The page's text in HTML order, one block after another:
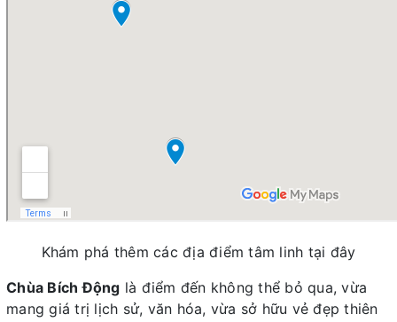
Khám phá thêm các địa điểm tâm linh tại đây
Chùa Bích Động là điểm đến không thể bỏ qua, vừa
mang giá trị lịch sử, văn hóa, vừa sở hữu vẻ đẹp thiên